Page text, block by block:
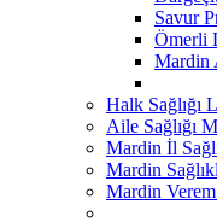
Savur
Ömerli
Mardin
Halk Sağlığı
Aile Sağlığı
Mardin İl
Mardin
Mardin